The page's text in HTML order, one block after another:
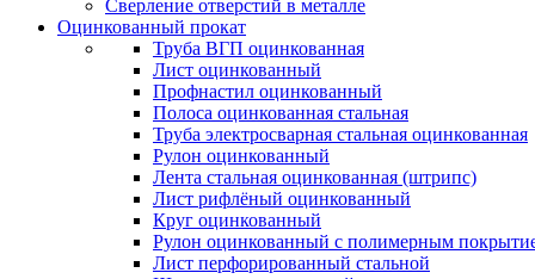
Сверление отверстий в металле
Оцинкованный прокат
Труба ВГП оцинкованная
Лист оцинкованный
Профнастил оцинкованный
Полоса оцинкованная стальная
Труба электросварная стальная оцинкованная
Рулон оцинкованный
Лента стальная оцинкованная (штрипс)
Лист рифлёный оцинкованный
Круг оцинкованный
Рулон оцинкованный с полимерным
Лист перфорированный стальной